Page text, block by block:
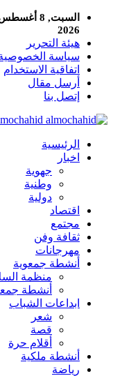
السبت, 8
2026
هيئة التحرير
سياسة
اتفاقية الاستخدام
أرسل مقال
إتصل بنا
-
الرئيسية
اخبار
جهوية
وطنية
دولية
اقتصاد
مجتمع
ثقافة وفن
مهرجانات
أنشطة جمعوية
منظمة
أنشطة
ابداعات الشباب
شعر
قصة
أقلام حرة
أنشطة ملكية
رياضة